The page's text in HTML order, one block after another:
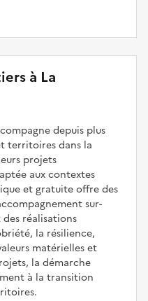
à La
depuis plus
territoires dans la
projets
aux contextes
et gratuite offre des
sur-
réalisations
la résilience,
matérielles et
la démarche
à la transition